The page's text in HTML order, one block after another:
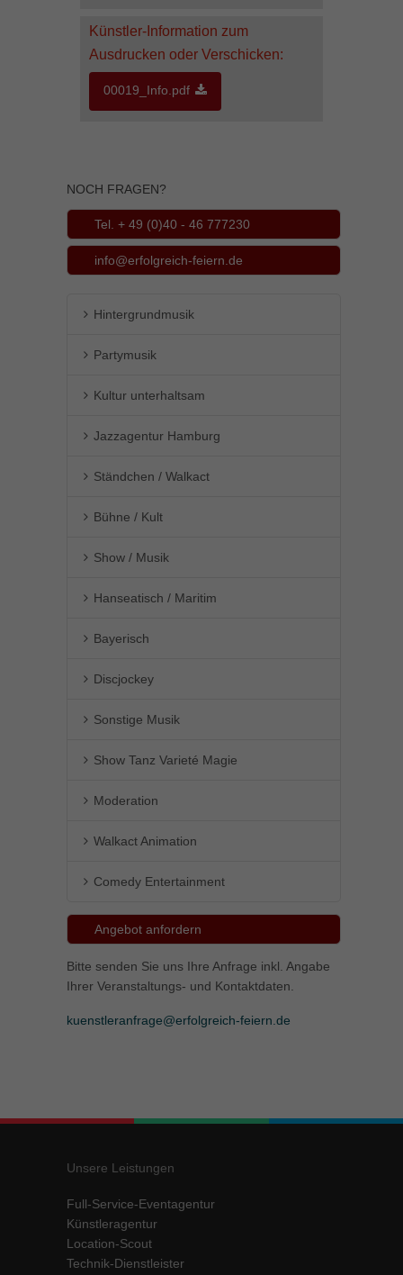
YouTube
entsperren
laden
Künstler-Information zum
Ausdrucken oder Verschicken:
00019_Info.pdf
NOCH FRAGEN?
Tel. + 49 (0)40 - 46 777230
info@erfolgreich-feiern.de
Hintergrundmusik
Partymusik
Kultur unterhaltsam
Jazzagentur Hamburg
Ständchen / Walkact
Bühne / Kult
Show / Musik
Hanseatisch / Maritim
Bayerisch
Discjockey
Sonstige Musik
Show Tanz Varieté Magie
Moderation
Walkact Animation
Comedy Entertainment
Angebot anfordern
Bitte senden Sie uns Ihre Anfrage inkl. Angabe
Ihrer Veranstaltungs- und Kontaktdaten.
kuenstleranfrage@erfolgreich-feiern.de
Unsere Leistungen
Full-Service-Eventagentur
Künstleragentur
Location-Scout
Technik-Dienstleister